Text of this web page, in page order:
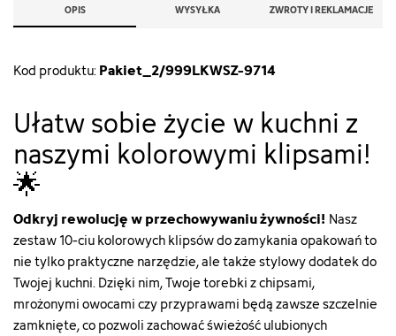
OPIS WYSYŁKA ZWROTY I REKLAMACJE
Kod produktu:Pakiet_2/999LKWSZ-9714
Ułatw sobie życie w kuchni z
naszymi kolorowymi klipsami!
🌟
Odkryj rewolucję w przechowywaniu żywności! Nasz
zestaw 10-ciu kolorowych klipsów do zamykania opakowań to
nie tylko praktyczne narzędzie, ale także stylowy dodatek do
Twojej kuchni. Dzięki nim, Twoje torebki z chipsami,
mrożonymi owocami czy przyprawami będą zawsze szczelnie
zamknięte, co pozwoli zachować świeżość ulubionych